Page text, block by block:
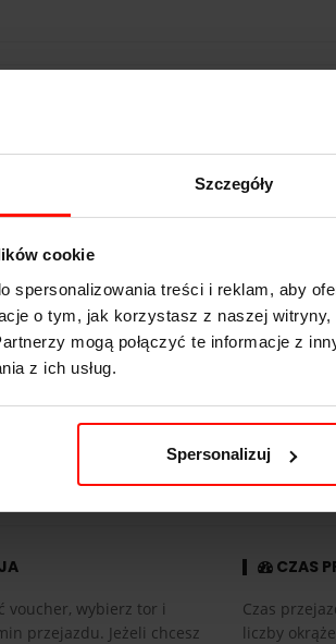
Szczegóły
cookie
spersonalizowania treści i reklam, aby
o tym, jak korzystasz z naszej
mogą połączyć te informacje z
z ich usług.
Spersonalizuj
S GT4-Pack
voucher, wybierz tor i
przejazdu. Jeżeli chcesz
CZAS
Czas
liczby